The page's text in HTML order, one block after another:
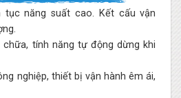
tục năng suất cao. Kết cấu vận
tính năng tự động dừng khi
nghiệp, thiết bị vận hành êm ái,